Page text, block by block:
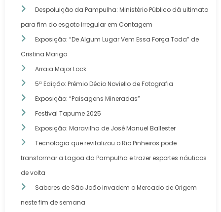
Despoluição da Pampulha: Ministério Público dá ultimato
para fim do esgoto irregular em Contagem
Exposição: “De Algum Lugar Vem Essa Força Toda” de
Cristina Marigo
Arraia Major Lock
5ª Edição: Prêmio Décio Noviello de Fotografia
Exposição: “Paisagens Mineradas”
Festival Tapume 2025
Exposição: Maravilha de José Manuel Ballester
Tecnologia que revitalizou o Rio Pinheiros pode
transformar a Lagoa da Pampulha e trazer esportes náuticos
de volta
Sabores de São João invadem o Mercado de Origem
neste fim de semana